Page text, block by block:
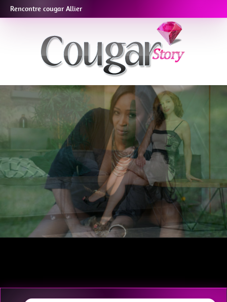
Rencontre cougar Allier